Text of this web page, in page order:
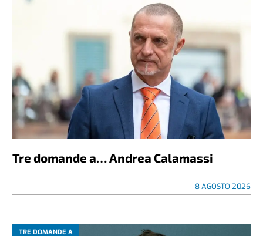
Tre domande a… Andrea Calamassi
8 AGOSTO 2026
TRE DOMANDE A